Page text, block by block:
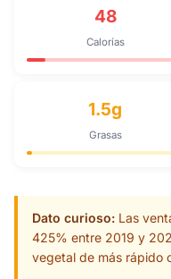
48
Calorías
1.5g
Grasas
Dato curioso: Las
425% entre 2019 y
vegetal de más rápido